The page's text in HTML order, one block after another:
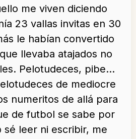
me viven diciendo
23 vallas invitas en 30
le habían convertido
llevaba atajados no
Pelotudeces, pibe…
de mediocre
numeritos de allá para
de futbol se sabe por
sé leer ni escribir, me